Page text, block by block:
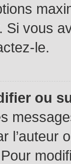
Si vous
le.
ou
l’auteur